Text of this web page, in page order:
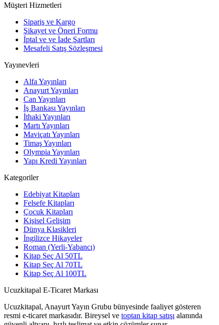
Müşteri Hizmetleri
Sipariş ve Kargo
Şikayet ve Öneri Formu
İptal ve ve İade Şartları
Mesafeli Satış Sözleşmesi
Yayınevleri
Alfa Yayınları
Anayurt Yayınları
Can Yayınları
İş Bankası Yayınları
İthaki Yayınları
Martı Yayınları
Maviçatı Yayınları
Timaş Yayınları
Olympia Yayınları
Yapı Kredi Yayınları
Kategoriler
Edebiyat Kitapları
Felsefe Kitapları
Çocuk Kitapları
Kişisel Gelişim
Dünya Klasikleri
İngilizce Hikayeler
Roman (Yerli-Yabancı)
Kitap Seç Al 50TL
Kitap Seç Al 70TL
Kitap Seç Al 100TL
Ucuzkitapal E-Ticaret Markası
Ucuzkitapal, Anayurt Yayın Grubu bünyesinde faaliyet gösteren
resmi e-ticaret markasıdır. Bireysel ve toptan kitap satışı alanında